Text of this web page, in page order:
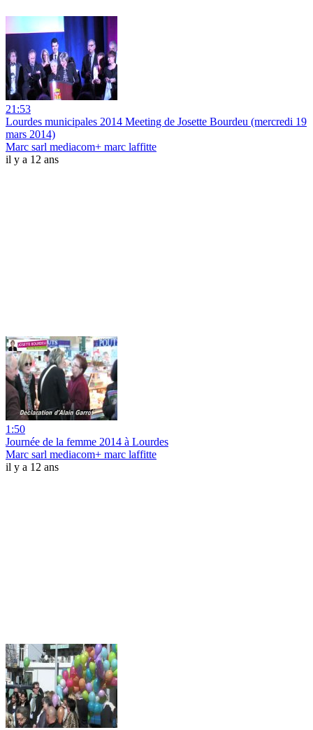
21:53
Lourdes municipales 2014 Meeting de Josette Bourdeu (mercredi 19
mars 2014)
Marc sarl mediacom+ marc laffitte
il y a 12 ans
1:50
Journée de la femme 2014 à Lourdes
Marc sarl mediacom+ marc laffitte
il y a 12 ans